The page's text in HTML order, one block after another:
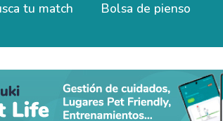
tu match Bolsa de pienso